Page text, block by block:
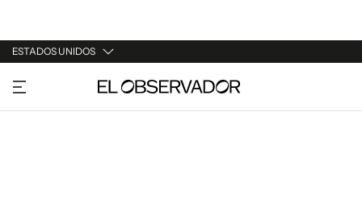
ESTADOS UNIDOS
URUGUAY
ARGENTINA